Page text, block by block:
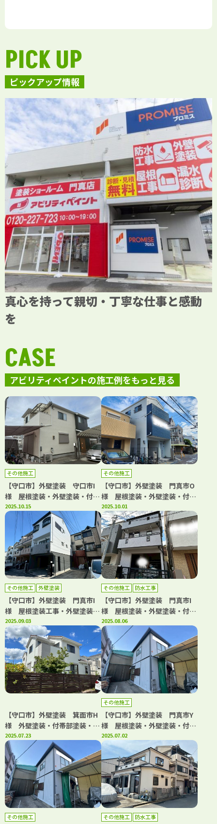
ピックアップ情報
PICK UP
真心を持って親切・丁寧な仕事と感動
を
アビリティペイントの施工例をもっと見る
CASE
その他施工
【守口市】外壁塗装 守口市I
様 屋根塗装・外壁塗装・付帯
部塗装・シーリング工事 アビ
リティペイント
2025.10.15
その他施工
【守口市】外壁塗装 門真市O
様 屋根塗装・外壁塗装・付帯
部塗装・シーリング工事 アビ
リティペイント
2025.10.01
その他施工 外壁塗装
【守口市】外壁塗装 門真市I
様 屋根塗装工事・外壁塗装工
事・付帯部塗装工事・シーリン
グ工事・補修工事 アビリティ
ペイント
2025.09.03
その他施工 防水工事
【守口市】外壁塗装 門真市I
様 屋根塗装・外壁塗装・付帯
部塗装・シーリング工事・防水
工事 アビリティペイント
2025.08.06
【守口市】外壁塗装 箕面市H
様 外壁塗装・付帯部塗装・シ
ーリング工事・防水工事 アビ
リティペイント
2025.07.23
その他施工
【守口市】外壁塗装 門真市Y
様 屋根塗装・外壁塗装・付帯
部塗装 アビリティペイント
2025.07.02
その他施工 その他施工 防水工事